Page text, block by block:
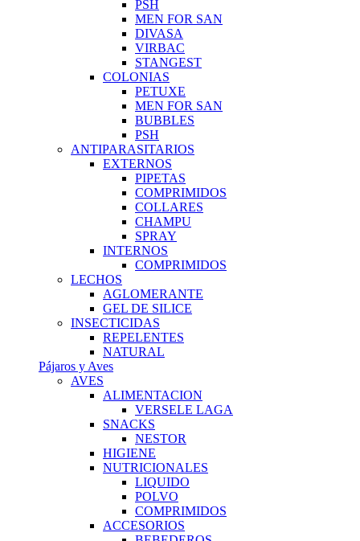
PSH
MEN FOR SAN
DIVASA
VIRBAC
STANGEST
COLONIAS
PETUXE
MEN FOR SAN
BUBBLES
PSH
ANTIPARASITARIOS
EXTERNOS
PIPETAS
COMPRIMIDOS
COLLARES
CHAMPU
SPRAY
INTERNOS
COMPRIMIDOS
LECHOS
AGLOMERANTE
GEL DE SILICE
INSECTICIDAS
REPELENTES
NATURAL
Pájaros y Aves
AVES
ALIMENTACION
VERSELE LAGA
SNACKS
NESTOR
HIGIENE
NUTRICIONALES
LIQUIDO
POLVO
COMPRIMIDOS
ACCESORIOS